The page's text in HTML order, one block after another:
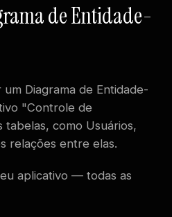
de Entidade-
Diagrama de Entidade-
"Controle de
tabelas, como Usuários,
relações entre elas.
aplicativo — todas as